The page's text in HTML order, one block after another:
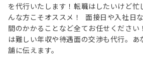
を代行いたします！転職はしたいけど忙
んな方こそオススメ！ 面接日や入社日
間のかかることなど全てお任せくださ
は難しい年収や待遇面の交渉も代行。あ
舗に伝えます。